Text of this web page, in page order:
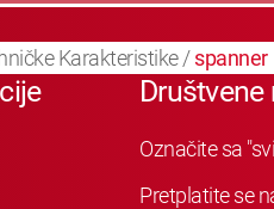
Karakteristike/spanner
Društvene
Označite sa
Pretplatite se